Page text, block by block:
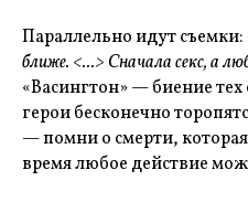
Параллельно идут съемки:
ближе. <...> Сначала секс, а
«Васингтон» — биение тех
герои бесконечно
— помни о смерти,
время любое действие